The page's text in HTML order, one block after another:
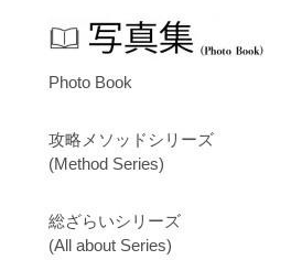
Photo Book
攻略メソッドシリーズ
(Method Series)
総ざらいシリーズ
(All about Series)